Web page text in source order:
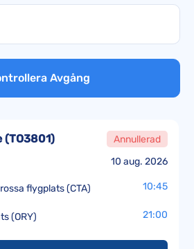
Avgång
10 aug. 2026
(TO3801) Annullerad
flygplats (CTA) 10:45
(ORY) 21:00